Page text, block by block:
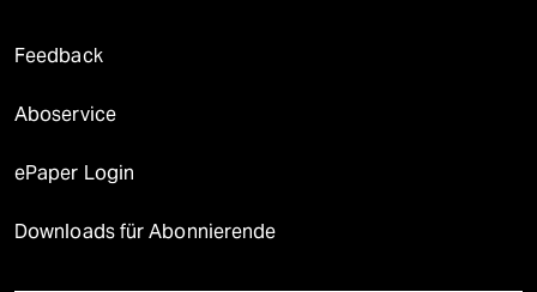
Feedback
Aboservice
ePaper Login
Downloads für Abonnierende